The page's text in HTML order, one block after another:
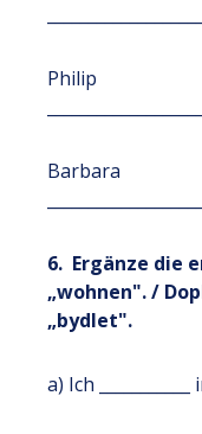
Philip
Barbara
6. Ergänze die
„wohnen". /
„bydlet".
a) Ich